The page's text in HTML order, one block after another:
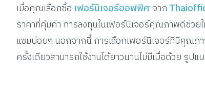
เมื่อคุณเลือกซื้อ เฟอร์นิเจอร์ออฟฟิศจาก
ราคาที่คุ้มค่า การลงทุนในเฟอร์นิเจอร์คุณภาพดีช่วย
แซมบ่อยๆ นอกจากนี้ การเลือกเฟอร์นิเจอร์ที่มีคุณภ
ครั้งเดียวสามารถใช้งานได้ยาวนานไม่มีเบื่อด้วย รู